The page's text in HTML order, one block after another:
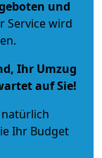
und
Service wird
Ihr Umzug
auf Sie!
Ihr Budget